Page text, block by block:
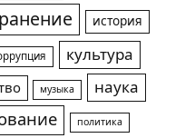
история
культура
музыка
наука
политика